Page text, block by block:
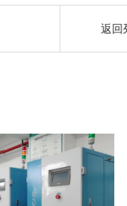
返回